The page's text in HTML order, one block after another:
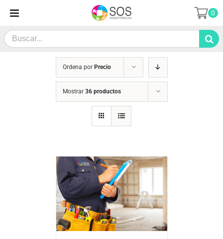
contenido
Search
for:
0
Ordena por Precio
Mostrar 36 productos